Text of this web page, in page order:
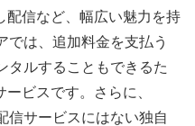
配信など、幅広い魅力を持
では、追加料金を支払う
タルすることもできるた
ビスです。さらに、
信サービスにはない独自